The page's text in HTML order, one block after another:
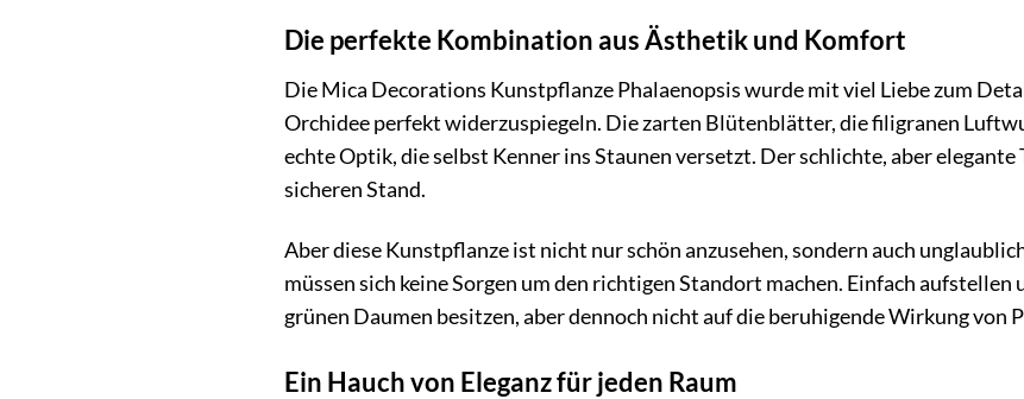
Die perfekte Kombination aus Ästhetik und Komfort
Die Mica Decorations Kunstpflanze Phalaenopsis wurde mit viel Liebe zum
Orchidee perfekt widerzuspiegeln. Die zarten Blütenblätter, die filigranen
echte Optik, die selbst Kenner ins Staunen versetzt. Der schlichte, aber
sicheren Stand.
Aber diese Kunstpflanze ist nicht nur schön anzusehen, sondern auch
müssen sich keine Sorgen um den richtigen Standort machen. Einfach
grünen Daumen besitzen, aber dennoch nicht auf die beruhigende Wirkung von
Ein Hauch von Eleganz für jeden Raum